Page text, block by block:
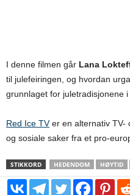
I denne filmen går Lana
til julefeiringen, og hvordan
grunnlaget for juletradisjonene i
Red Ice TVer en alternativ TV-
og sosiale saker fra et pro-
STIKKORD HEDENDOM HØYTID